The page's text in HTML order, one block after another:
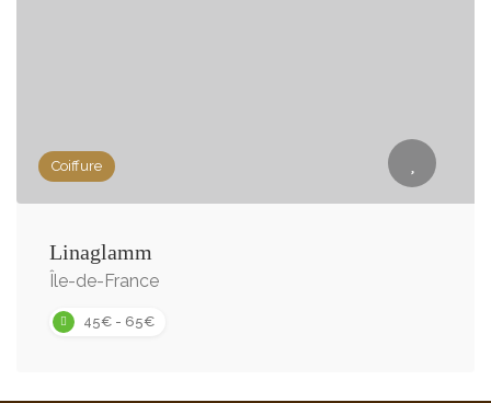
Coiffure
Linaglamm
Île-de-France
45€ - 65€